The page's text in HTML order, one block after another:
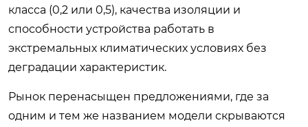
класса (0,2 или 0,5), качества изоляции и
способности устройства работать в
экстремальных климатических условиях без
деградации характеристик.
Рынок перенасыщен предложениями, где за
одним и тем же названием модели скрываются